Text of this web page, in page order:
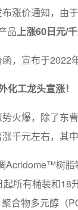
涨价通知，由
品上涨60日元/
，宣布于
工龙头宣涨！
火爆，除了东
千元左右，其
Acridome™树脂
起所有桶装和18
聚合物多元醇